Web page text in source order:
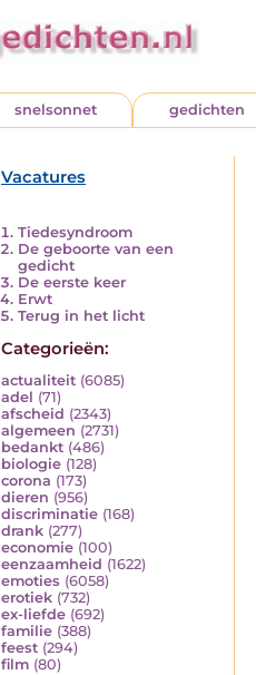
snelsonnet gedichten
Vacatures
Tiedesyndroom
De geboorte van een
gedicht
De eerste keer
Erwt
Terug in het licht
Categorieën:
actualiteit (6085)
adel (71)
afscheid (2343)
algemeen (2731)
bedankt (486)
biologie (128)
corona (173)
dieren (956)
discriminatie (168)
drank (277)
economie (100)
eenzaamheid (1622)
emoties (6058)
erotiek (732)
ex-liefde (692)
familie (388)
feest (294)
film (80)